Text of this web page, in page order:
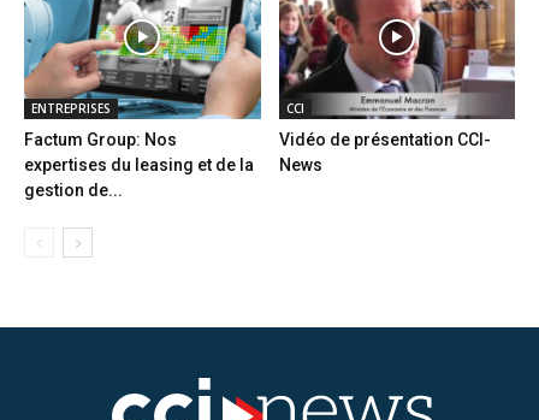
ENTREPRISES
Factum Group: Nos
expertises du leasing et de la
gestion de...
CCI
Vidéo de présentation CCI-
News